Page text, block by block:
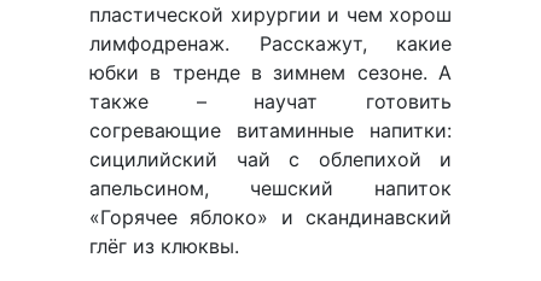
пластической хирургии и чем хорош
лимфодренаж. Расскажут, какие
юбки в тренде в зимнем сезоне. А
также – научат готовить
согревающие витаминные напитки:
сицилийский чай с облепихой и
апельсином, чешский напиток
«Горячее яблоко» и скандинавский
глёг из клюквы.